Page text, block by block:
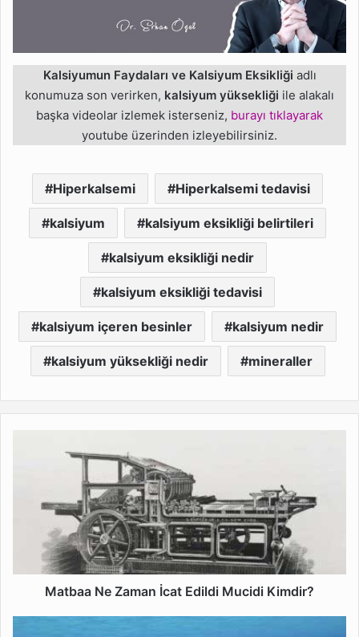
Kalsiyumun Faydaları ve Kalsiyum Eksikliği adlı
konumuza son verirken, kalsiyum yüksekliği ile alakalı
başka videolar izlemek isterseniz, burayı tıklayarak
youtube üzerinden izleyebilirsiniz.
Hiperkalsemi Hiperkalsemi tedavisi
kalsiyum kalsiyum eksikliği belirtileri
kalsiyum eksikliği nedir
kalsiyum eksikliği tedavisi
kalsiyum içeren besinler kalsiyum nedir
kalsiyum yüksekliği nedir mineraller
Matbaa Ne Zaman İcat Edildi Mucidi Kimdir?